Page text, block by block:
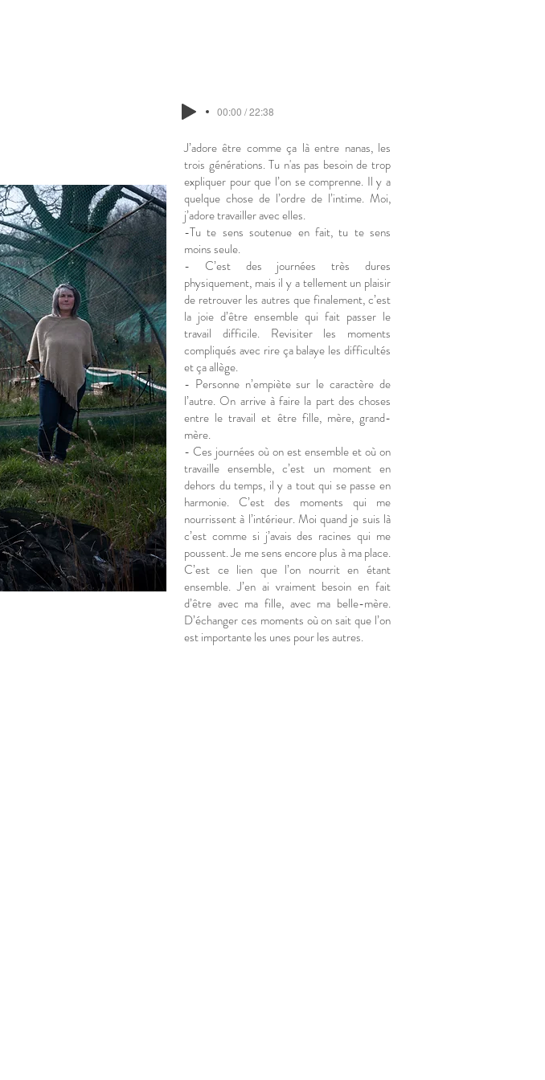
00:00 / 22:38
J’adore être comme ça là entre nanas, les
trois générations. Tu n'as pas besoin de trop
expliquer pour que l’on se comprenne. Il y a
quelque chose de l’ordre de l’intime. Moi,
j’adore travailler avec elles.
-Tu te sens soutenue en fait, tu te sens
moins seule.
- C’est des journées très dures
physiquement, mais il y a tellement un plaisir
de retrouver les autres que finalement, c’est
la joie d’être ensemble qui fait passer le
travail difficile. Revisiter les moments
compliqués avec rire ça balaye les difficultés
et ça allège.
- Personne n’empiète sur le caractère de
l’autre. On arrive à faire la part des choses
entre le travail et être fille, mère, grand-
mère.
- Ces journées où on est ensemble et où on
travaille ensemble, c’est un moment en
dehors du temps, il y a tout qui se passe en
harmonie. C’est des moments qui me
nourrissent à l’intérieur. Moi quand je suis là
c’est comme si j’avais des racines qui me
poussent. Je me sens encore plus à ma place.
C’est ce lien que l’on nourrit en étant
ensemble. J’en ai vraiment besoin en fait
d’être avec ma fille, avec ma belle-mère.
D’échanger ces moments où on sait que l’on
est importante les unes pour les autres.